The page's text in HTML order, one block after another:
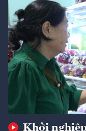
Khởi